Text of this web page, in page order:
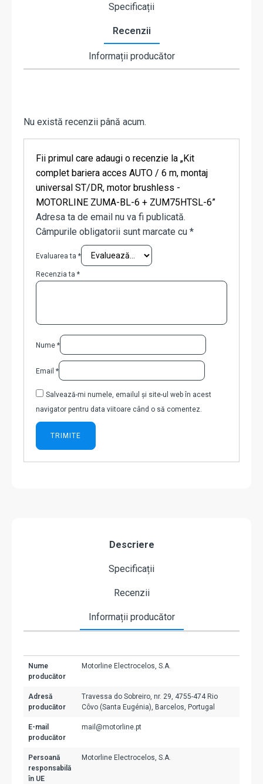
Specificații
Recenzii
Informații producător
Nu există recenzii până acum.
Fii primul care adaugi o recenzie la „Kit
complet bariera acces AUTO / 6 m, montaj
universal ST/DR, motor brushless -
MOTORLINE ZUMA-BL-6 + ZUM75HTSL-6”
Adresa ta de email nu va fi publicată.
Câmpurile obligatorii sunt marcate cu *
Evaluarea ta *
Recenzia ta *
Nume *
Email *
Salvează-mi numele, emailul și site-ul web în acest
navigator pentru data viitoare când o să comentez.
Descriere
Specificații
Recenzii
Informații producător
Nume
producător
Motorline Electrocelos, S.A.
Adresă
producător
Travessa do Sobreiro, nr. 29, 4755-474 Rio
Côvo (Santa Eugénia), Barcelos, Portugal
E-mail
producător
mail@motorline.pt
Persoană
responsabilă
în UE
Motorline Electrocelos, S.A.